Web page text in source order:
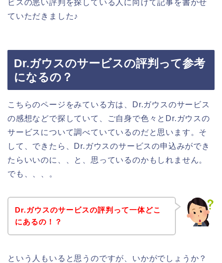
ビスの悪い評判を探している人に向けて記事を書かせ
ていただきました♪
Dr.ガウスのサービスの評判って参考
になるの？
こちらのページをみている方は、Dr.ガウスのサービス
の感想などで探していて、ご自身で色々とDr.ガウスの
サービスについて調べていているのだと思います。そ
して、できたら、Dr.ガウスのサービスの申込みができ
たらいいのに、、と、思っているのかもしれません。
でも、、、。
Dr.ガウスのサービスの評判って一体どこ
にあるの！？
という人もいると思うのですが、いかがでしょうか？